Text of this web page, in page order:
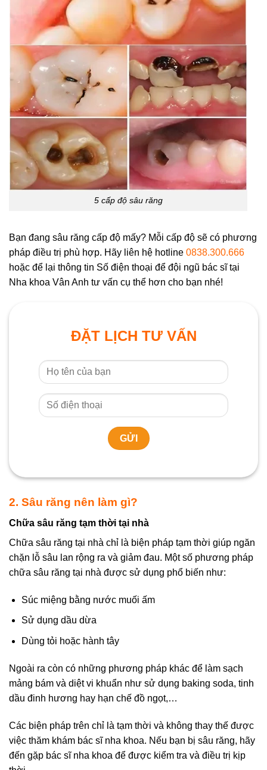
5 cấp độ sâu răng
Bạn đang sâu răng cấp độ mấy? Mỗi cấp độ sẽ có phương
pháp điều trị phù hợp. Hãy liên hệ hotline 0838.300.666
hoặc để lại thông tin Số điện thoại để đội ngũ bác sĩ tại
Nha khoa Vân Anh tư vấn cụ thể hơn cho bạn nhé!
ĐẶT LỊCH TƯ VẤN
2. Sâu răng nên làm gì?
Chữa sâu răng tạm thời tại nhà
Chữa sâu răng tại nhà chỉ là biện pháp tạm thời giúp ngăn
chặn lỗ sâu lan rộng ra và giảm đau. Một số phương pháp
chữa sâu răng tại nhà được sử dụng phổ biến như:
Súc miệng bằng nước muối ấm
Sử dụng dầu dừa
Dùng tỏi hoặc hành tây
Ngoài ra còn có những phương pháp khác để làm sạch
mảng bám và diệt vi khuẩn như sử dụng baking soda, tinh
dầu đinh hương hay hạn chế đồ ngọt,…
Các biện pháp trên chỉ là tạm thời và không thay thế được
việc thăm khám bác sĩ nha khoa. Nếu bạn bị sâu răng, hãy
đến gặp bác sĩ nha khoa để được kiểm tra và điều trị kịp